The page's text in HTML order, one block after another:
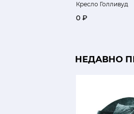
Кресло Голливуд
0 ₽
НЕДАВНО